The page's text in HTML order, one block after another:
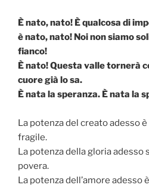
È nato, nato! È qualcosa di
è nato, nato! Noi non siamo
fianco!
È nato! Questa valle tornerà
cuore già lo sa.
È nata la speranza. È nata la
La potenza del creato adesso
fragile.
La potenza della gloria adesso
povera.
La potenza dell’amore adesso